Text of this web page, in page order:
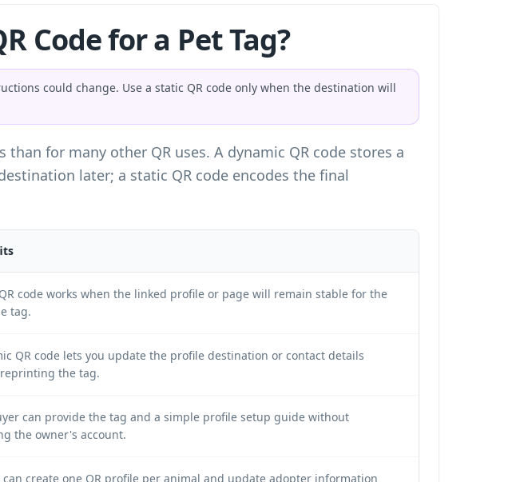
Code for a Pet Tag?
could change. Use a static QR code only when the destination will
for many other QR uses. A dynamic QR code stores a
later; a static QR code encodes the final
code works when the linked profile or page will remain stable for the
tag.
QR code lets you update the profile destination or contact details
the tag.
can provide the tag and a simple profile setup guide without
the owner's account.
can create one QR profile per animal and update adopter information